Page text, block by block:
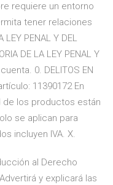
requiere un entorno
tener relaciones
PENAL Y DEL
DE LA LEY PENAL Y
0. DELITOS EN
11390172 En
de los productos están
se aplican para
incluyen IVA. X.
al Derecho
y explicará las